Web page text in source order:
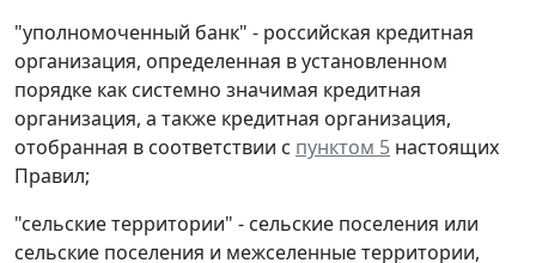
"уполномоченный банк" - российская кредитная
организация, определенная в установленном
порядке как системно значимая кредитная
организация, а также кредитная организация,
отобранная в соответствии с пунктом 5 настоящих
Правил;
"сельские территории" - сельские поселения или
сельские поселения и межселенные территории,